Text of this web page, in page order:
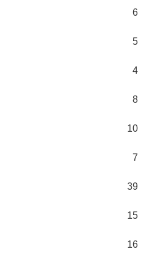
6
5
4
8
10
7
39
15
16